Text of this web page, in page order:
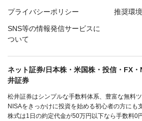
プライバシーポリシー 推奨環境
SNS等の情報発信サービスに
ついて
ネット証券/日本株・米国株・投信・FX
井証券
松井証券はシンプルな手数料体系、豊富な無料
NISAをきっかけに投資を始める初心者の方にも
株式は1日の約定代金が50万円以下なら手数料0